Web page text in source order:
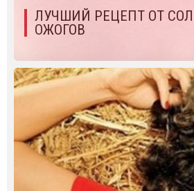
ЛУЧШИЙ РЕЦЕПТ ОТ
ОЖОГОВ